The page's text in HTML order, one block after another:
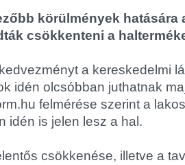
körülmények hatására
csökkenteni a
a kereskedelmi
idén olcsóbban juthatnak
felmérése szerint a
idén is jelen lesz a hal.
csökkenése, illetve a